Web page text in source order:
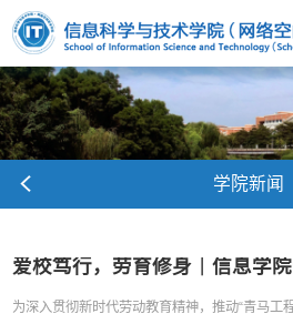
学院新闻
为深入贯彻新时代劳动教育精神，推动“青马工